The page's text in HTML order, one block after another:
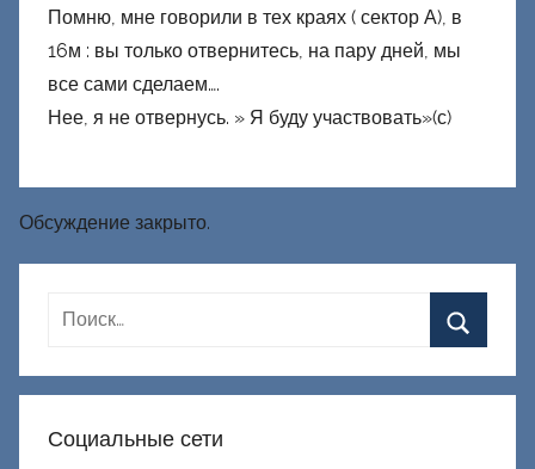
Помню, мне говорили в тех краях ( сектор А), в
16м : вы только отвернитесь, на пару дней, мы
все сами сделаем….
Нее, я не отвернусь. » Я буду участвовать»(с)
Обсуждение закрыто.
Социальные сети